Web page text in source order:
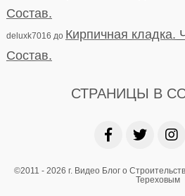
Состав.
deluxk7016 до Кирпичная кладка.
Состав.
СТРАНИЦЫ В
©2011 - 2026 г. Видео Блог о
Тереховым